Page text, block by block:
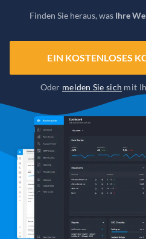
Finden Sie heraus, was Ihre
EIN KOSTENLOSES
Oder melden Sie sich mit